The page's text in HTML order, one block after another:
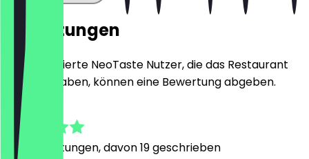
Bewertungen
Nur registrierte NeoTaste Nutzer, die das Restaurant
besucht haben, können eine Bewertung abgeben.
4.8
177
Bewertungen, davon 19 geschrieben